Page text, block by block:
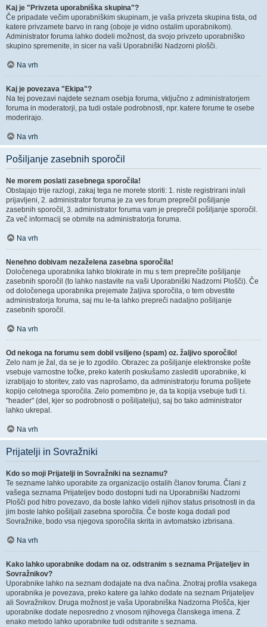
Kaj je "Privzeta uporabniška skupina"?
Če pripadate večim uporabniškim skupinam, je vaša privzeta skupina tista, od
katere privzamete barvo in rang (oboje je vidno ostalim uporabnikom).
Administrator foruma lahko dodeli možnost, da svojo privzeto uporabniško
skupino spremenite, in sicer na vaši Uporabniški Nadzorni plošči.
Na vrh
Kaj je povezava "Ekipa"?
Na tej povezavi najdete seznam osebja foruma, vključno z administratorjem
foruma in moderatorji, pa tudi ostale podrobnosti, npr. katere forume te osebe
moderirajo.
Na vrh
Pošiljanje zasebnih sporočil
Ne morem poslati zasebnega sporočila!
Obstajajo trije razlogi, zakaj tega ne morete storiti: 1. niste registrirani in/ali
prijavljeni, 2. administrator foruma je za ves forum preprečil pošiljanje
zasebnih sporočil, 3. administrator foruma vam je preprečil pošiljanje sporočil.
Za več informacij se obrnite na administratorja foruma.
Na vrh
Nenehno dobivam nezaželena zasebna sporočila!
Določenega uporabnika lahko blokirate in mu s tem preprečite pošiljanje
zasebnih sporočil (to lahko nastavite na vaši Uporabniški Nadzorni Plošči). Če
od določenega uporabnika prejemate žaljiva sporočila, o tem obvestite
administratorja foruma, saj mu le-ta lahko prepreči nadaljno pošiljanje
zasebnih sporočil.
Na vrh
Od nekoga na forumu sem dobil vsiljeno (spam) oz. žaljivo sporočilo!
Zelo nam je žal, da se je to zgodilo. Obrazec za pošiljanje elektronske pošte
vsebuje varnostne točke, preko katerih poskušamo zaslediti uporabnike, ki
izrabljajo to storitev, zato vas naprošamo, da administratorju foruma pošljete
kopijo celotnega sporočila. Zelo pomembno je, da ta kopija vsebuje tudi t.i.
"header" (del, kjer so podrobnosti o pošiljatelju), saj bo tako administrator
lahko ukrepal.
Na vrh
Prijatelji in Sovražniki
Kdo so moji Prijatelji in Sovražniki na seznamu?
Te sezname lahko uporabite za organizacijo ostalih članov foruma. Člani z
vašega seznama Prijateljev bodo dostopni tudi na Uporabniški Nadzorni
Plošči pod hitro povezavo, da boste lahko videli njihov status prisotnosti in da
jim boste lahko pošiljali zasebna sporočila. Če boste koga dodali pod
Sovražnike, bodo vsa njegova sporočila skrita in avtomatsko izbrisana.
Na vrh
Kako lahko uporabnike dodam na oz. odstranim s seznama Prijateljev in
Sovražnikov?
Uporabnike lahko na seznam dodajate na dva načina. Znotraj profila vsakega
uporabnika je povezava, preko katere ga lahko dodate na seznam Prijateljev
ali Sovražnikov. Druga možnost je vaša Uporabniška Nadzorna Plošča, kjer
uporabnike dodate neposredno z vnosom njihovega članskega imena. Z
enako metodo lahko uporabnike tudi odstranite s seznama.